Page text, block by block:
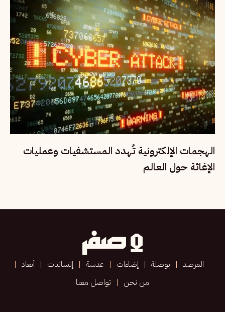
الهجمات الإلكترونية تُهدد المستشفيات وعمليات
الإغاثة حول العالم
المرصد بوصلة إضاءات عدسة إنسانيات
أبعاد
من نحن
تواصل معنا